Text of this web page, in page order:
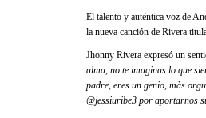
El talento y auténtica voz de
la nueva canción de Rivera
Jhonny Rivera expresó un
alma, no te imaginas lo que
padre, eres un genio, màs
@jessiuribe3 por aportarnos